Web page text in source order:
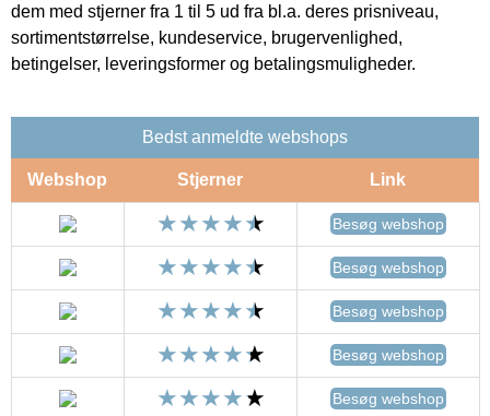
dem med stjerner fra 1 til 5 ud fra bl.a. deres prisniveau,
sortimentstørrelse, kundeservice, brugervenlighed,
betingelser, leveringsformer og betalingsmuligheder.
Bedst anmeldte webshops
Webshop Stjerner Link
Besøg webshop
Besøg webshop
Besøg webshop
Besøg webshop
Besøg webshop